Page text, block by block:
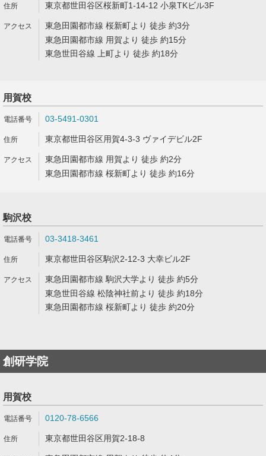
東京都世田谷区桜新町1-14-12 小泉TKビル3F
東急田園都市線 桜新町より 徒歩 約3分
東急田園都市線 用賀より 徒歩 約15分
東急世田谷線 上町より 徒歩 約18分
用賀校
03-5491-0301
東京都世田谷区用賀4-3-3 ヴァイデビル2F
東急田園都市線 用賀より 徒歩 約2分
東急田園都市線 桜新町より 徒歩 約16分
駒沢校
03-3418-3461
東京都世田谷区駒沢2-12-3 大幸ビル2F
東急田園都市線 駒沢大学より 徒歩 約5分
東急世田谷線 松陰神社前より 徒歩 約18分
東急田園都市線 桜新町より 徒歩 約20分
創研学院
用賀校
0120-78-6566
東京都世田谷区用賀2-18-8